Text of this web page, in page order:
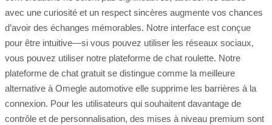
avec une curiosité et un respect sincères augmente vos chances
d’avoir des échanges mémorables. Notre interface est conçue
pour être intuitive—si vous pouvez utiliser les réseaux sociaux,
vous pouvez utiliser notre plateforme de chat roulette. Notre
plateforme de chat gratuit se distingue comme la meilleure
alternative à Omegle automotive elle supprime les barrières à la
connexion. Pour les utilisateurs qui souhaitent davantage de
contrôle et de personnalisation, des mises à niveau premium sont